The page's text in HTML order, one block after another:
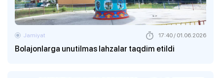
Bolajonlarga unutilmas lahzalar taqdim etildi
Jamiyat 17:40 / 01.06.2026